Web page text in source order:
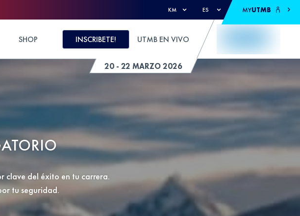
KM ES MYUTMB
20 - 22 MARZO 2026
SHOP INSCRIBETE! UTMB EN VIVO
clave del éxito en tu carrera.
tu seguridad.